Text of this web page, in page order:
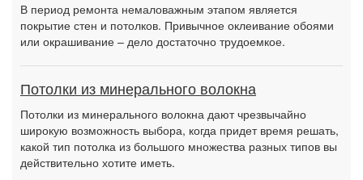
В период ремонта немаловажным этапом является
покрытие стен и потолков. Привычное оклеивание обоями
или окрашивание – дело достаточно трудоемкое.
Потолки из минерального волокна
Потолки из минерального волокна дают чрезвычайно
широкую возможность выбора, когда придет время решать,
какой тип потолка из большого множества разных типов вы
действительно хотите иметь.